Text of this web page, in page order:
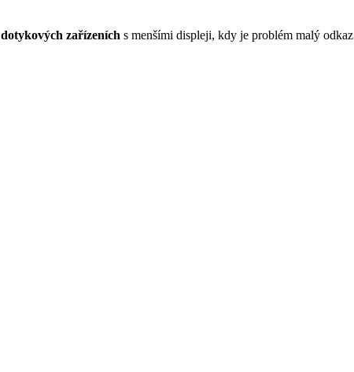
dotykových zařízeních s menšími displeji, kdy je problém malý odkaz